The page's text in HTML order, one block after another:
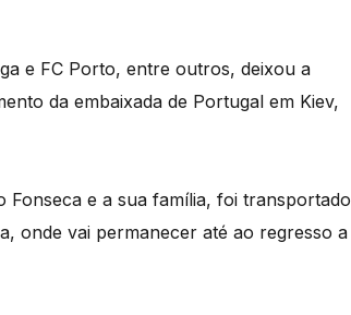
e FC Porto, entre outros, deixou a
da embaixada de Portugal em Kiev,
e a sua família, foi transportado
onde vai permanecer até ao regresso a